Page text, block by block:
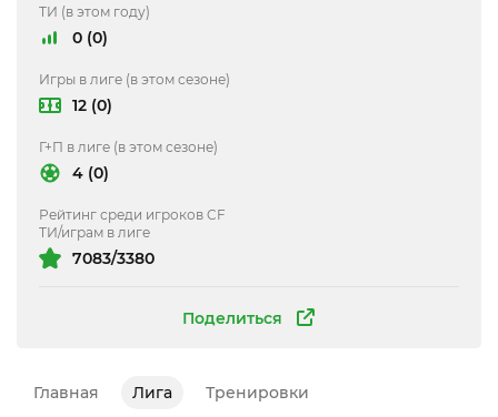
Поделиться
ТИ (в этом году)
0 (0)
Игры в лиге (в этом сезоне)
12 (0)
Г+П в лиге (в этом сезоне)
4 (0)
Рейтинг среди игроков CF
ТИ/играм в лиге
7083/3380
Главная Лига Тренировки